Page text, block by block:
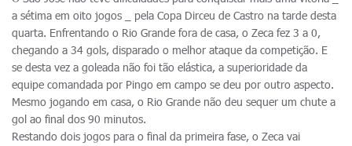
a sétima em oito jogos _ pela Copa Dirceu de Castro na tarde desta
quarta. Enfrentando o Rio Grande fora de casa, o Zeca fez 3 a 0,
chegando a 34 gols, disparado o melhor ataque da competição. E
se desta vez a goleada não foi tão elástica, a superioridade da
equipe comandada por Pingo em campo se deu por outro aspecto.
Mesmo jogando em casa, o Rio Grande não deu sequer um chute a
gol ao final dos 90 minutos.
Restando dois jogos para o final da primeira fase, o Zeca vai